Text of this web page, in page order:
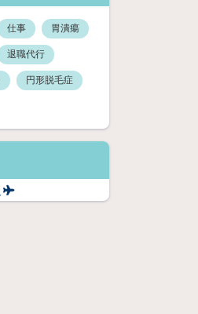
仕事 胃潰瘍
退職代行
円形脱毛症